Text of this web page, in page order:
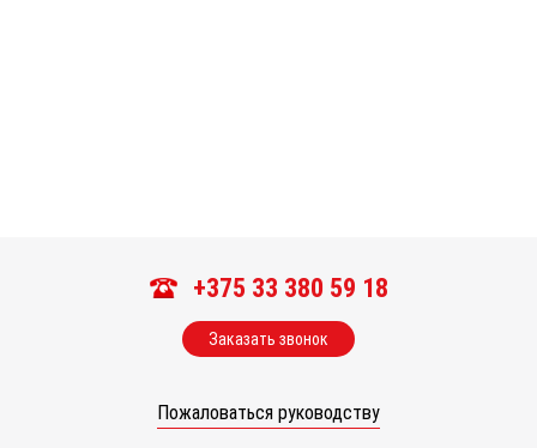
+375 33 380 59 18
Заказать звонок
Пожаловаться руководству